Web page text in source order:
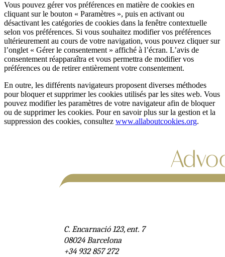
Vous pouvez gérer vos préférences en matière de cookies en
cliquant sur le bouton « Paramètres », puis en activant ou
désactivant les catégories de cookies dans la fenêtre contextuelle
selon vos préférences. Si vous souhaitez modifier vos préférences
ultérieurement au cours de votre navigation, vous pouvez cliquer sur
l’onglet « Gérer le consentement » affiché à l’écran. L’avis de
consentement réapparaîtra et vous permettra de modifier vos
préférences ou de retirer entièrement votre consentement.
En outre, les différents navigateurs proposent diverses méthodes
pour bloquer et supprimer les cookies utilisés par les sites web. Vous
pouvez modifier les paramètres de votre navigateur afin de bloquer
ou de supprimer les cookies. Pour en savoir plus sur la gestion et la
suppression des cookies, consultez www.allaboutcookies.org.
C. Encarnació 123, ent. 7
08024 Barcelona
+34 932 857 272